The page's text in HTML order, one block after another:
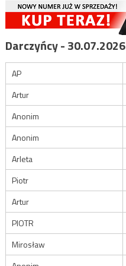
Darczyńcy - 30.07.2026
AP
Artur
Anonim
Anonim
Arleta
Piotr
Artur
PIOTR
Mirosław